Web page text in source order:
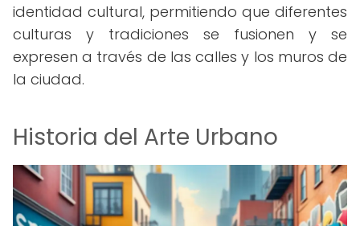
identidad cultural, permitiendo que diferentes
culturas y tradiciones se fusionen y se
expresen a través de las calles y los muros de
la ciudad.
Historia del Arte Urbano